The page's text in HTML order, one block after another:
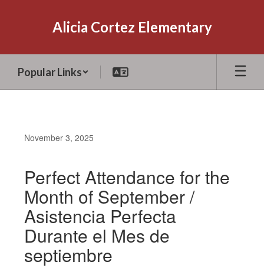
Alicia Cortez Elementary
Popular Links
November 3, 2025
Perfect Attendance for the
Month of September /
Asistencia Perfecta
Durante el Mes de
septiembre